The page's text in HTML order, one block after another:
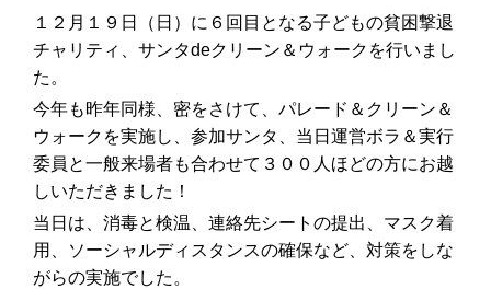
１２月１９日（日）に６回目となる子どもの貧困撃退
チャリティ、サンタdeクリーン＆ウォークを行いまし
た。
今年も昨年同様、密をさけて、パレード＆クリーン＆
ウォークを実施し、参加サンタ、当日運営ボラ＆実行
委員と一般来場者も合わせて３００人ほどの方にお越
しいただきました！
当日は、消毒と検温、連絡先シートの提出、マスク着
用、ソーシャルディスタンスの確保など、対策をしな
がらの実施でした。